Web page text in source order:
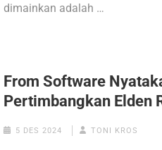
dimainkan adalah …
From Software
Pertimbangkan Elden
5 DES 2024 TONI KROS